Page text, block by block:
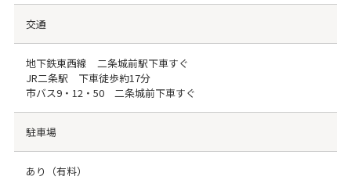
交通
地下鉄東西線 二条城前駅下車すぐ
JR二条駅 下車徒歩約17分
市バス9・12・50 二条城前下車すぐ
駐車場
あり（有料）